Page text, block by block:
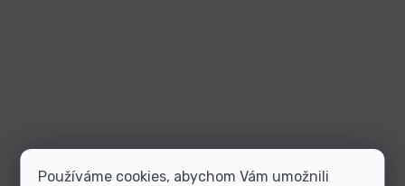
Používáme cookies, abychom Vám umožnili